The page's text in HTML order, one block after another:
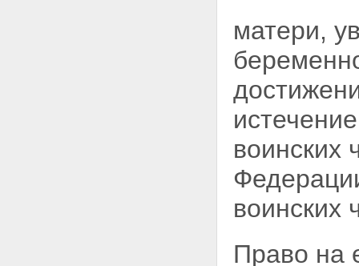
матери,
воинских
воинских
Право на